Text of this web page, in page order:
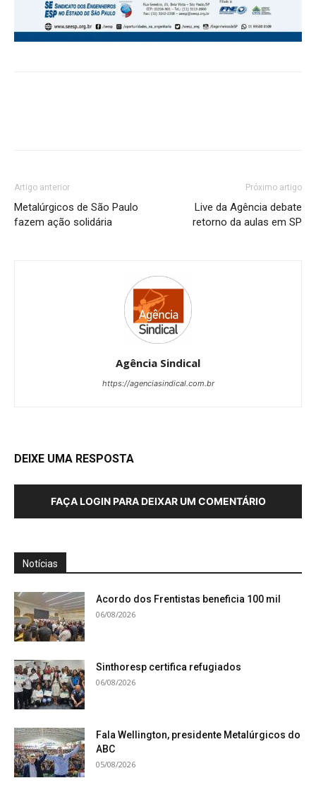
Artigo anterior
Metalúrgicos de São Paulo
fazem ação solidária
Próximo artigo
Live da Agência debate
retorno da aulas em SP
Agência Sindical
https://agenciasindical.com.br
DEIXE UMA RESPOSTA
FAÇA LOGIN PARA DEIXAR UM COMENTÁRIO
Notícias
Acordo dos Frentistas beneficia 100 mil
06/08/2026
Sinthoresp certifica refugiados
06/08/2026
Fala Wellington, presidente Metalúrgicos do
ABC
05/08/2026